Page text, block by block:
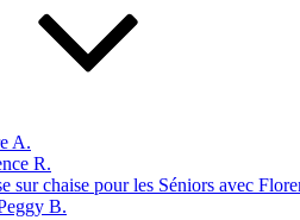
A.
R.
sur chaise pour les Séniors avec
B.